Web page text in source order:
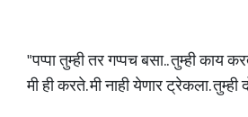
"पप्पा तुम्ही तर गप्पच बसा.. तुम्ही काय
मी ही करते. मी नाही येणार ट्रेकला. तुम्ही